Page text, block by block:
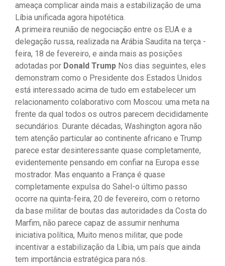
ameaça complicar ainda mais a estabilização de uma
Líbia unificada agora hipotética.
A primeira reunião de negociação entre os EUA e a
delegação russa, realizada na Arábia Saudita na terça -
feira, 18 de fevereiro, e ainda mais as posições
adotadas por Donald Trump Nos dias seguintes, eles
demonstram como o Presidente dos Estados Unidos
está interessado acima de tudo em estabelecer um
relacionamento colaborativo com Moscou: uma meta na
frente da qual todos os outros parecem decididamente
secundários. Durante décadas, Washington agora não
tem atenção particular ao continente africano e Trump
parece estar desinteressante quase completamente,
evidentemente pensando em confiar na Europa esse
mostrador. Mas enquanto a França é quase
completamente expulsa do Sahel-o último passo
ocorre na quinta-feira, 20 de fevereiro, com o retorno
da base militar de boutas das autoridades da Costa do
Marfim, não parece capaz de assumir nenhuma
iniciativa política, Muito menos militar, que pode
incentivar a estabilização da Líbia, um país que ainda
tem importância estratégica para nós.